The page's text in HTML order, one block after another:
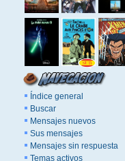
Índice general
Buscar
Mensajes nuevos
Sus mensajes
Mensajes sin respuesta
Temas activos